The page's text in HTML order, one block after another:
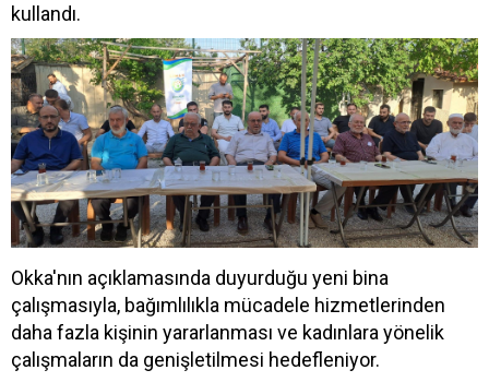
kullandı.
Okka'nın açıklamasında duyurduğu yeni bina
çalışmasıyla, bağımlılıkla mücadele hizmetlerinden
daha fazla kişinin yararlanması ve kadınlara yönelik
çalışmaların da genişletilmesi hedefleniyor.